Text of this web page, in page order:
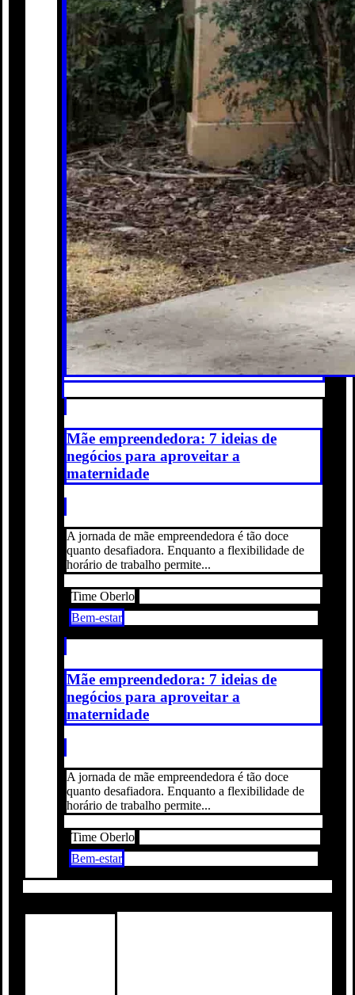
Mãe empreendedora: 7 ideias de
negócios para aproveitar a
maternidade
A jornada de mãe empreendedora é tão doce
quanto desafiadora. Enquanto a flexibilidade de
horário de trabalho permite...
Time Oberlo
Bem-estar
Mãe empreendedora: 7 ideias de
negócios para aproveitar a
maternidade
A jornada de mãe empreendedora é tão doce
quanto desafiadora. Enquanto a flexibilidade de
horário de trabalho permite...
Time Oberlo
Bem-estar